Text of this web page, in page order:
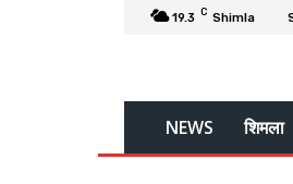
19.3 C Shimla
NEWS शिमला